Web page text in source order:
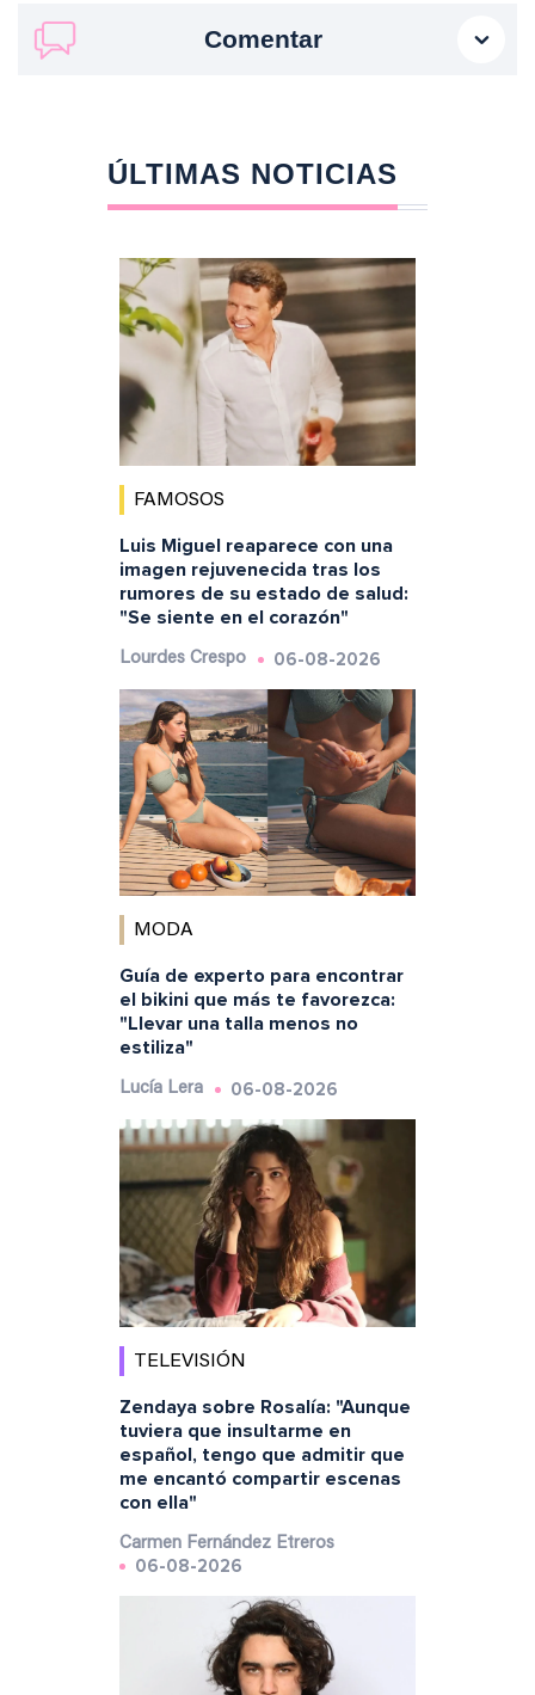
Comentar
ÚLTIMAS NOTICIAS
FAMOSOS
Luis Miguel reaparece con una
imagen rejuvenecida tras los
rumores de su estado de salud:
"Se siente en el corazón"
Lourdes Crespo 06-08-2026
MODA
Guía de experto para encontrar
el bikini que más te favorezca:
"Llevar una talla menos no
estiliza"
Lucía Lera 06-08-2026
TELEVISIÓN
Zendaya sobre Rosalía: "Aunque
tuviera que insultarme en
español, tengo que admitir que
me encantó compartir escenas
con ella"
Carmen Fernández Etreros
06-08-2026